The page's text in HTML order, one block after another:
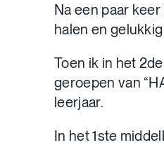
Na een paar
halen en
Toen ik in het
geroepen van
leerjaar.
In het 1ste